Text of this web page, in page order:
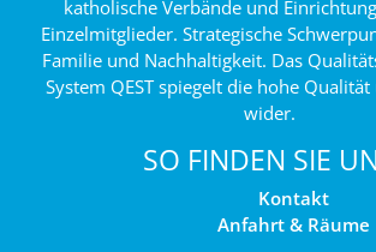
katholische Verbände und
Einzelmitglieder. Strategische
Familie und Nachhaltigkeit. Das
System QEST spiegelt die hohe
wider.
SO FINDEN SIE
Kontakt
Anfahrt & Räume